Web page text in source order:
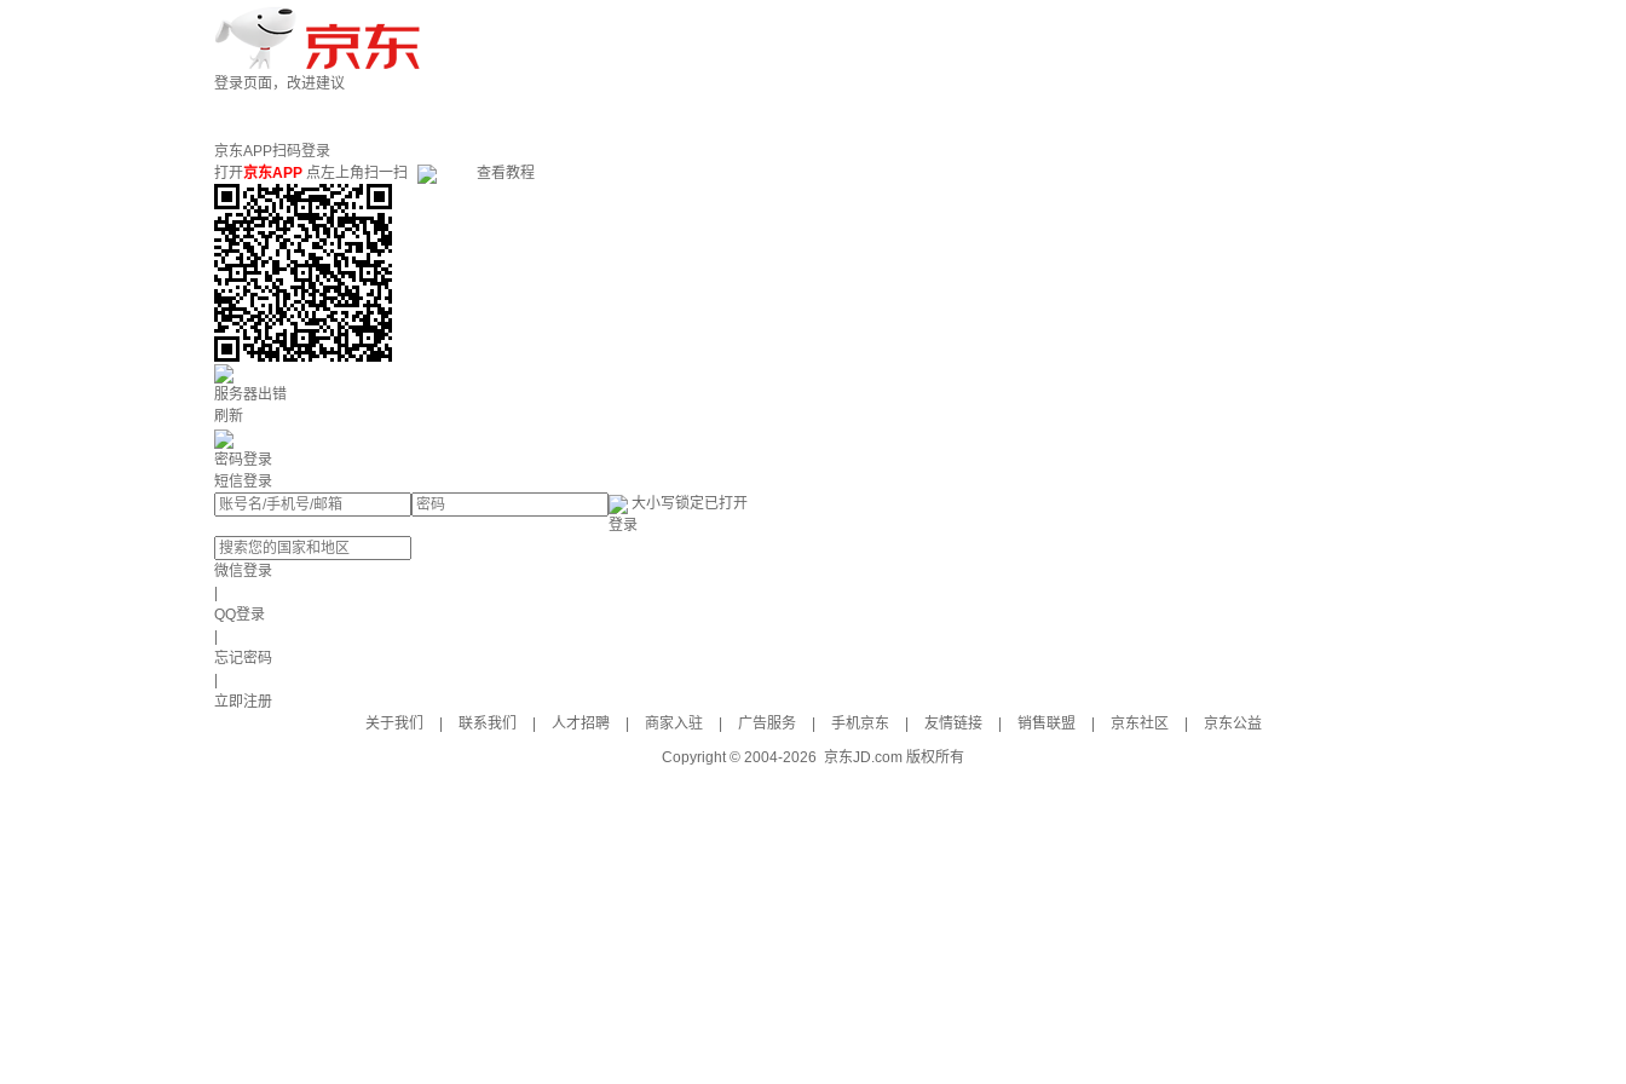
登录页面，改进建议
京东APP扫码登录
打开京东APP 点左上角扫一扫 查看教程
服务器出错
刷新
密码登录
短信登录
大小写锁定已打开
登录
微信登录
QQ登录
忘记密码
立即注册
关于我们
联系我们 人才招聘 商家入驻 广告服务 手机京东 友情链接 销售联盟 京东社区
京东公益
Copyright © 2004-2026 京东JD.com 版权所有